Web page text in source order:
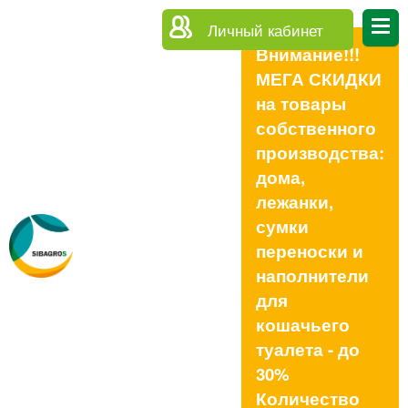
Личный кабинет
Внимание!!!
МЕГА СКИДКИ
на товары
собственного
производства:
дома,
лежанки,
сумки
переноски и
наполнители
для
кошачьего
туалета - до
30%
Количество